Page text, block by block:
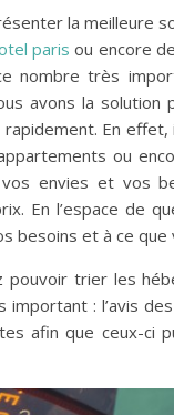
la meilleure
paris ou encore
nombre très
avons la solution
En effet,
ou
envies et vos
En l’espace de
besoins et à ce que
trier les
: l’avis
afin que ceux-ci